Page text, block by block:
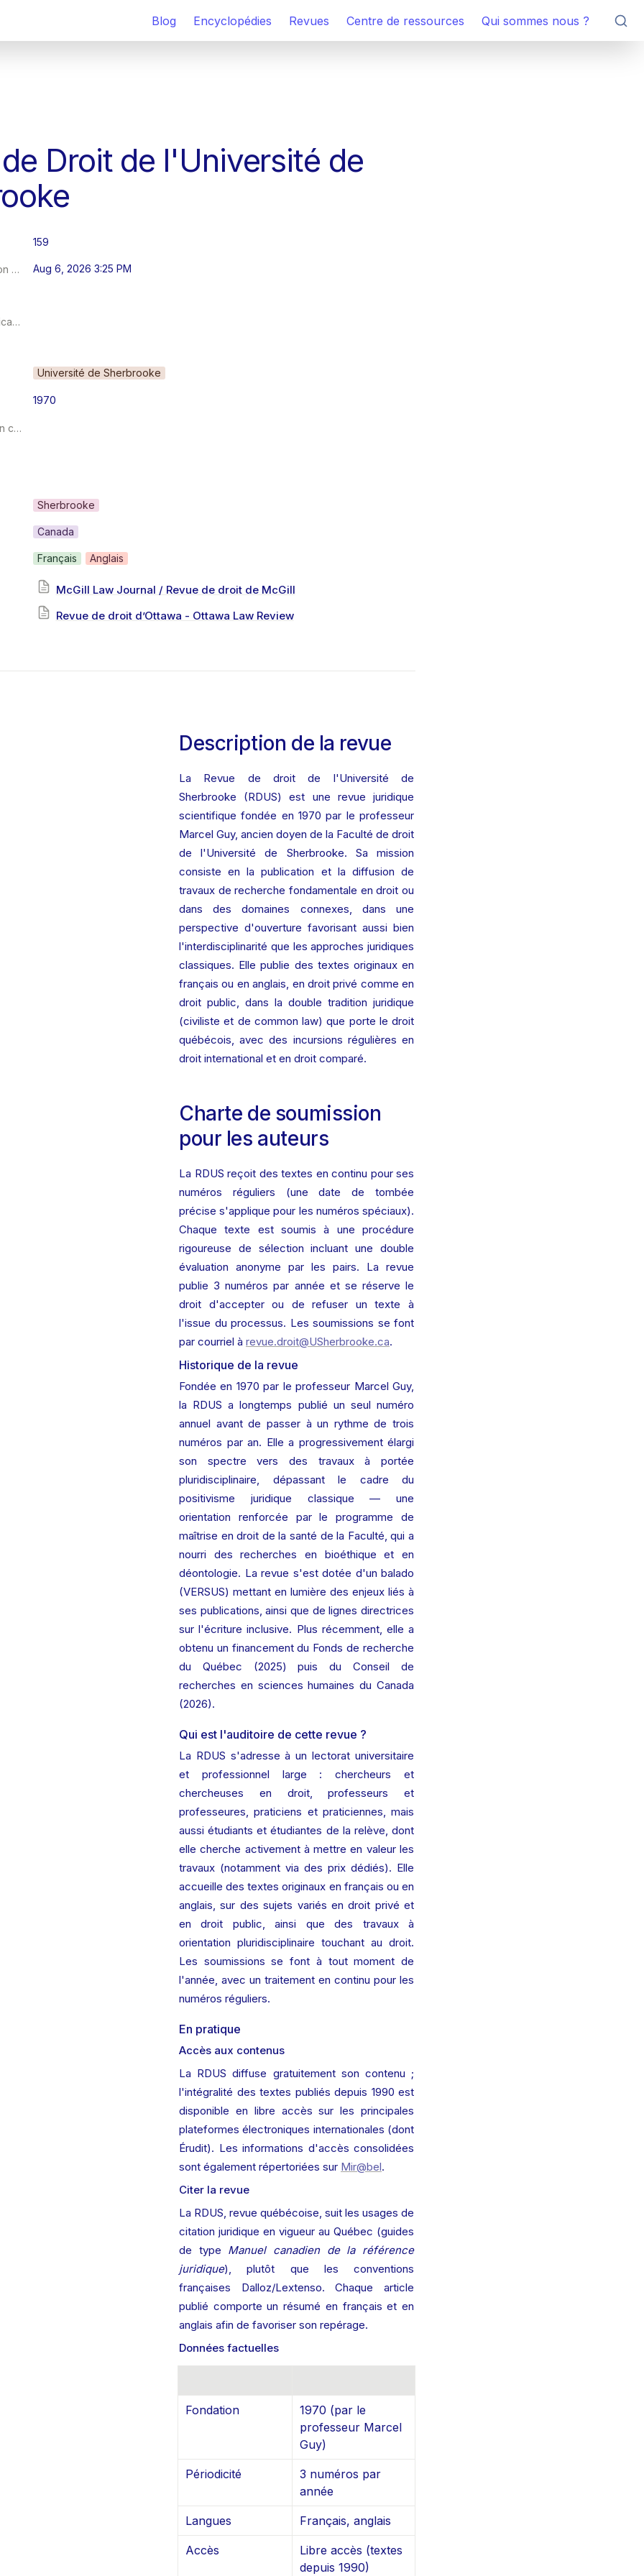
Blog Encyclopédies Revues Centre de ressources Qui sommes nous ?
Droit de l'Université de
159
Dernière modification au Aug 6, 2026 3:25 PM
Fréquence de publication
Université de Sherbrooke
1970
Éditeur/rédacteur en chef
Sherbrooke
Canada
Français Anglais
McGill Law Journal / Revue de droit de McGill
Revue de droit d’Ottawa - Ottawa Law Review
Description de la revue
La Revue de droit de l'Université de
Sherbrooke (RDUS) est une revue juridique
scientifique fondée en 1970 par le professeur
Marcel Guy, ancien doyen de la Faculté de droit
de l'Université de Sherbrooke. Sa mission
consiste en la publication et la diffusion de
travaux de recherche fondamentale en droit ou
dans des domaines connexes, dans une
perspective d'ouverture favorisant aussi bien
l'interdisciplinarité que les approches juridiques
classiques. Elle publie des textes originaux en
français ou en anglais, en droit privé comme en
droit public, dans la double tradition juridique
(civiliste et de common law) que porte le droit
québécois, avec des incursions régulières en
droit international et en droit comparé.
Charte de soumission
pour les auteurs
La RDUS reçoit des textes en continu pour ses
numéros réguliers (une date de tombée
précise s'applique pour les numéros spéciaux).
Chaque texte est soumis à une procédure
rigoureuse de sélection incluant une double
évaluation anonyme par les pairs. La revue
publie 3 numéros par année et se réserve le
droit d'accepter ou de refuser un texte à
l'issue du processus. Les soumissions se font
par courriel à revue.droit@USherbrooke.ca.
Historique de la revue
Fondée en 1970 par le professeur Marcel Guy,
la RDUS a longtemps publié un seul numéro
annuel avant de passer à un rythme de trois
numéros par an. Elle a progressivement élargi
son spectre vers des travaux à portée
pluridisciplinaire, dépassant le cadre du
positivisme juridique classique — une
orientation renforcée par le programme de
maîtrise en droit de la santé de la Faculté, qui a
nourri des recherches en bioéthique et en
déontologie. La revue s'est dotée d'un balado
(VERSUS) mettant en lumière des enjeux liés à
ses publications, ainsi que de lignes directrices
sur l'écriture inclusive. Plus récemment, elle a
obtenu un financement du Fonds de recherche
du Québec (2025) puis du Conseil de
recherches en sciences humaines du Canada
(2026).
Qui est l'auditoire de cette revue ?
La RDUS s'adresse à un lectorat universitaire
et professionnel large : chercheurs et
chercheuses en droit, professeurs et
professeures, praticiens et praticiennes, mais
aussi étudiants et étudiantes de la relève, dont
elle cherche activement à mettre en valeur les
travaux (notamment via des prix dédiés). Elle
accueille des textes originaux en français ou en
anglais, sur des sujets variés en droit privé et
en droit public, ainsi que des travaux à
orientation pluridisciplinaire touchant au droit.
Les soumissions se font à tout moment de
l'année, avec un traitement en continu pour les
numéros réguliers.
En pratique
Accès aux contenus
La RDUS diffuse gratuitement son contenu ;
l'intégralité des textes publiés depuis 1990 est
disponible en libre accès sur les principales
plateformes électroniques internationales (dont
Érudit). Les informations d'accès consolidées
sont également répertoriées sur Mir@bel.
Citer la revue
La RDUS, revue québécoise, suit les usages de
citation juridique en vigueur au Québec (guides
de type Manuel canadien de la référence
juridique), plutôt que les conventions
françaises Dalloz/Lextenso. Chaque article
publié comporte un résumé en français et en
anglais afin de favoriser son repérage.
Données factuelles
Fondation
1970 (par le
professeur Marcel
Guy)
Périodicité
3 numéros par
année
Langues Français, anglais
Accès
Libre accès (textes
depuis 1990)